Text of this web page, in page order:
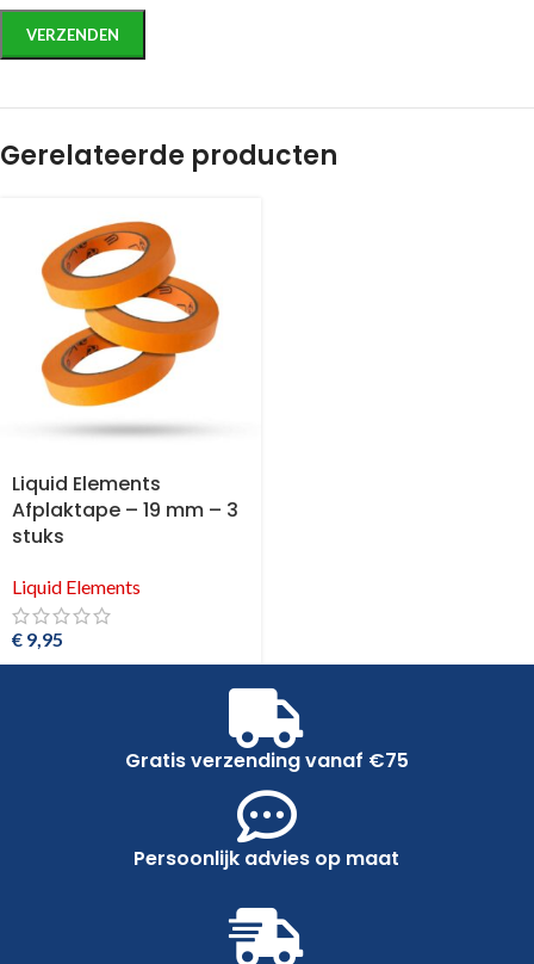
Gerelateerde producten
Liquid Elements
Afplaktape – 19 mm – 3
stuks
Liquid Elements
€ 9,95
Gratis verzending vanaf €75
Persoonlijk advies op maat